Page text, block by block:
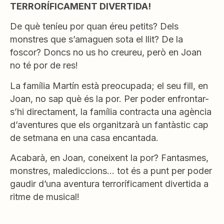
TERRORÍFICAMENT DIVERTIDA!
De què teníeu por quan éreu petits? Dels
monstres que s’amaguen sota el llit? De la
foscor? Doncs no us ho creureu, però en Joan
no té por de res!
La família Martín està preocupada; el seu fill, en
Joan, no sap què és la por. Per poder enfrontar-
s’hi directament, la família contracta una agència
d’aventures que els organitzarà un fantàstic cap
de setmana en una casa encantada.
Acabarà, en Joan, coneixent la por? Fantasmes,
monstres, malediccions… tot és a punt per poder
gaudir d’una aventura terroríficament divertida a
ritme de musical!